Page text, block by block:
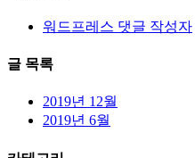
워드프레스 댓글 작성자
글 목록
2019년 12월
2019년 6월